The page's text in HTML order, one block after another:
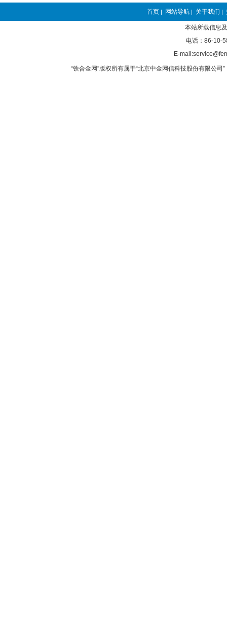
首页 | 网站导航 | 关于我们 |
本站所载信息
电话：86-10-
E-
“铁合金网”版权所有属于“北京中金网信科技股份有限公司